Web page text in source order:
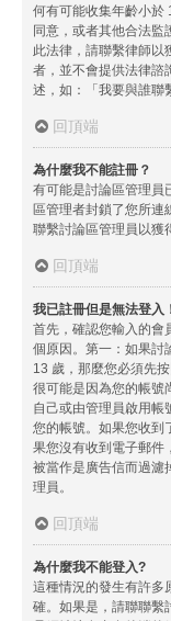
何有可能收集年齡小於
同意，或者其他合法監
此法律，請聯繫律師以
者，並不會提供法律諮
述，如：「我要與誰聯
回頂端
為什麼我不能註冊？
有可能是討論區管理員
區管理者封鎖了您所連
聯繫討論區管理員以獲
回頂端
我已註冊但是無法登入！
首先，確認您輸入的會
個原因。第一：如果討
13 歲，那麼您必須先
很可能是因為您的帳號
自己或由管理員啟用帳
您的帳號。如果您收到
果您沒有收到電子郵件
被當作是廣告信而過濾
理員。
回頂端
為什麼我不能登入?
這種情況的發生有許多
確。如果是，請聯聯繫